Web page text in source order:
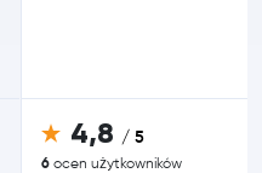
4,8 / 5
6 ocen użytkowników